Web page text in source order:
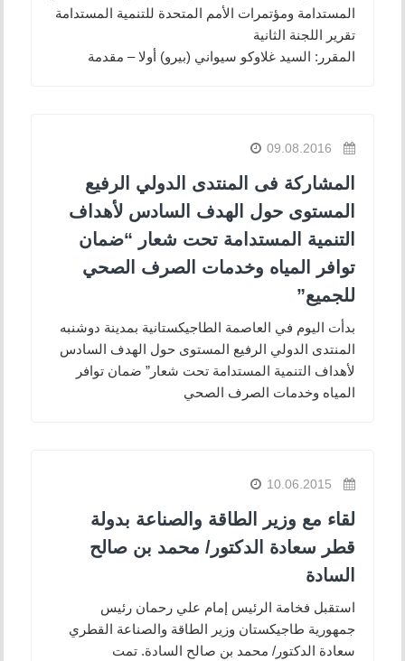
المستدامة ومؤتمرات الأمم المتحدة للتنمية المستدامة
تقرير اللجنة الثانية
المقرر: السيد غلاوكو سيواني (بيرو) أولا – مقدمة
09.08.2016
المشاركة فى المنتدى الدولي الرفيع
المستوى حول الهدف السادس لأهداف
التنمية المستدامة تحت شعار “ضمان
توافر المياه وخدمات الصرف الصحي
للجميع”
بدأت اليوم في العاصمة الطاجيكستانية بمدينة دوشنبه
المنتدى الدولي الرفيع المستوى حول الهدف السادس
لأهداف التنمية المستدامة تحت شعار” ضمان توافر
المياه وخدمات الصرف الصحي
10.06.2015
لقاء مع وزير الطاقة والصناعة بدولة
قطر سعادة الدكتور/ محمد بن صالح
السادة
استقبل فخامة الرئيس إمام علي رحمان رئيس
جمهورية طاجيكستان وزير الطاقة والصناعة القطري
سعادة الدكتور/ محمد بن صالح السادة. تمت